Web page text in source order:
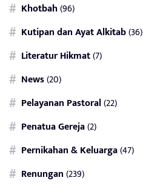
Khotbah(96)
Kutipan dan Ayat Alkitab(36)
Literatur Hikmat(7)
News(20)
Pelayanan Pastoral(22)
Penatua Gereja(2)
Pernikahan & Keluarga(47)
Renungan(239)